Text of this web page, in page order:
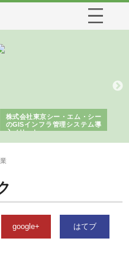
株式会社東京シー・エム・シー
のGISインフラ管理システム導
入メリット
google+ はてブ